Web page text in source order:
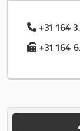
+31 164
+31 164